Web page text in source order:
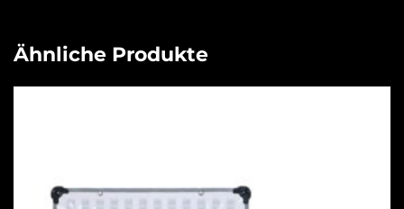
Ähnliche Produkte